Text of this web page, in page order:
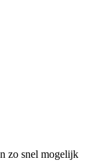
zo snel mogelijk